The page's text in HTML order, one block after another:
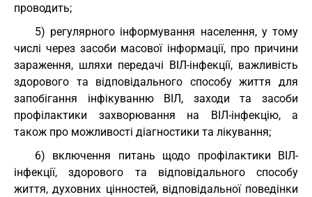
проводить;
5) регулярного інформування населення, у тому
числі через засоби масової інформації, про причини
зараження, шляхи передачі ВІЛ-інфекції, важливість
здорового та відповідального способу життя для
запобігання інфікуванню ВІЛ, заходи та засоби
профілактики захворювання на ВІЛ-інфекцію, а
також про можливості діагностики та лікування;
6) включення питань щодо профілактики ВІЛ-
інфекції, здорового та відповідального способу
життя, духовних цінностей, відповідальної поведінки